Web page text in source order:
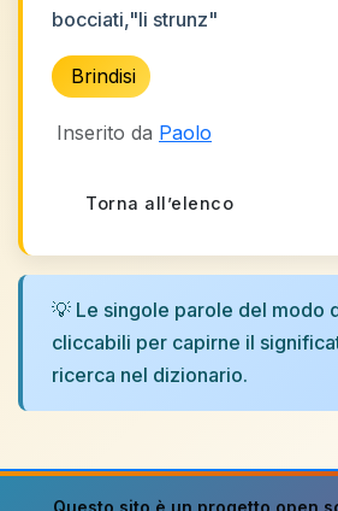
bocciati,"li strunz"
Brindisi
Inserito da Paolo
Torna all’elenco
💡 Le singole parole del modo
cliccabili per capirne il
ricerca nel dizionario.